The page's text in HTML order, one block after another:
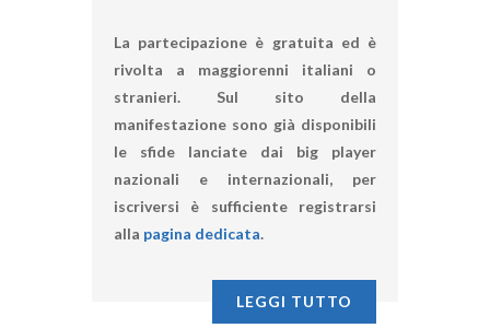
La partecipazione è gratuita ed è
rivolta a maggiorenni italiani o
stranieri. Sul sito della
manifestazione sono già disponibili
le sfide lanciate dai big player
nazionali e internazionali, per
iscriversi è sufficiente registrarsi
alla pagina dedicata.
LEGGI TUTTO